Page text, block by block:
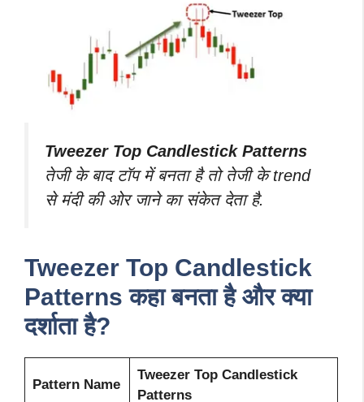
Tweezer Top Candlestick Patterns
तेजी के बाद टॉप में बनता है तो तेजी के trend
से मंदी की ओर जाने का संकेत देता है.
Tweezer Top Candlestick
Patterns कहा बनता है और क्या
दर्शाता है?
Pattern Name
Tweezer Top Candlestick
Patterns